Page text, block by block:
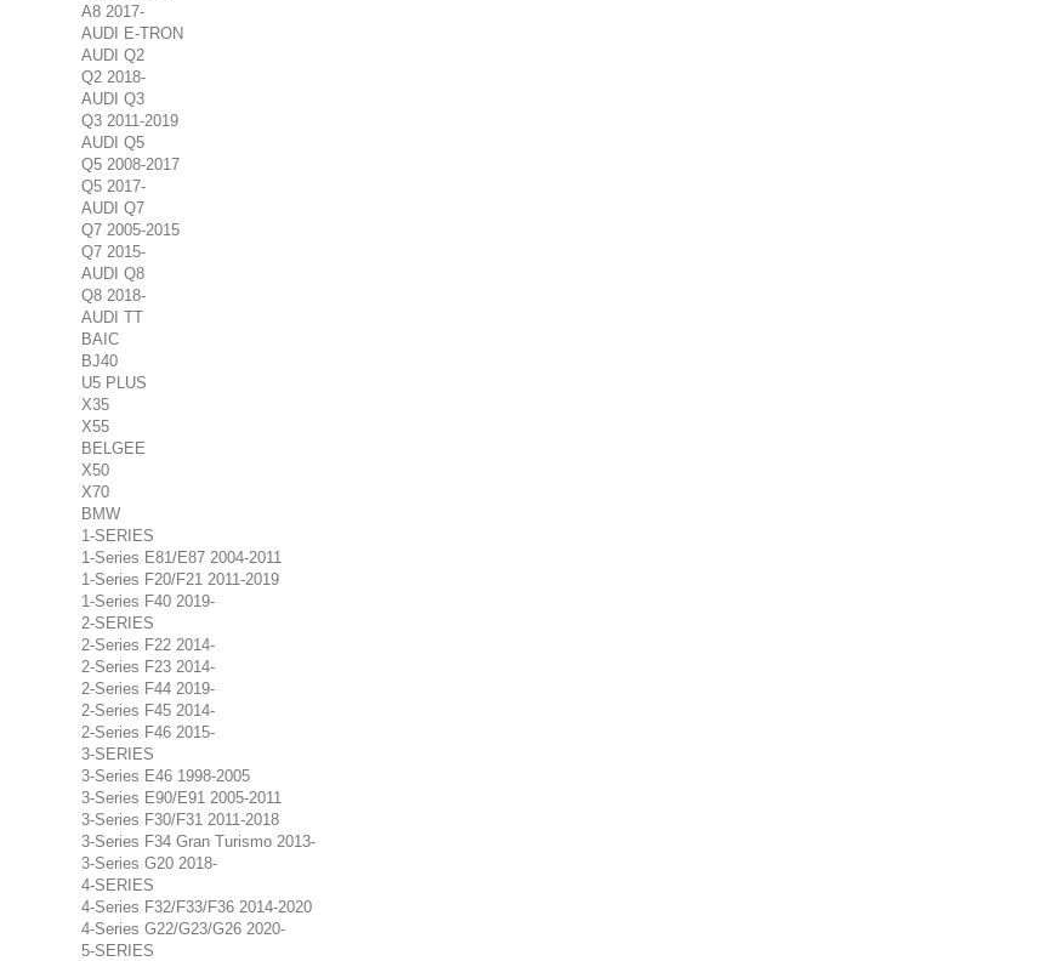
A8 2017-
AUDI E-TRON
AUDI Q2
Q2 2018-
AUDI Q3
Q3 2011-2019
AUDI Q5
Q5 2008-2017
Q5 2017-
AUDI Q7
Q7 2005-2015
Q7 2015-
AUDI Q8
Q8 2018-
AUDI TT
BAIC
BJ40
U5 PLUS
X35
X55
BELGEE
X50
X70
BMW
1-SERIES
1-Series E81/E87 2004-2011
1-Series F20/F21 2011-2019
1-Series F40 2019-
2-SERIES
2-Series F22 2014-
2-Series F23 2014-
2-Series F44 2019-
2-Series F45 2014-
2-Series F46 2015-
3-SERIES
3-Series E46 1998-2005
3-Series E90/E91 2005-2011
3-Series F30/F31 2011-2018
3-Series F34 Gran Turismo 2013-
3-Series G20 2018-
4-SERIES
4-Series F32/F33/F36 2014-2020
4-Series G22/G23/G26 2020-
5-SERIES